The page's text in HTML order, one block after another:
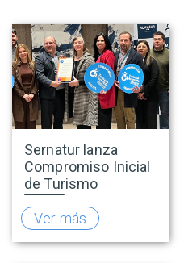
Sernatur lanza
Compromiso Inicial
de Turismo
Accesible para
promover una
oferta turística más
inclusiva
Ver más